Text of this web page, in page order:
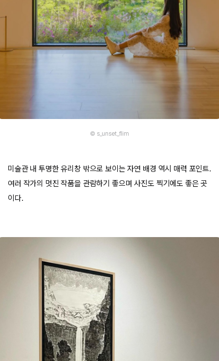
© s_unset_flim
미술관 내 투명한 유리창 밖으로 보이는 자연 배경 역시 매력 포인트.
여러 작가의 멋진 작품을 관람하기 좋으며 사진도 찍기에도 좋은 곳
이다.